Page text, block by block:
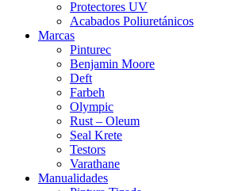
Protectores UV
Acabados Poliuretánicos
Marcas
Pinturec
Benjamin Moore
Deft
Farbeh
Olympic
Rust – Oleum
Seal Krete
Testors
Varathane
Manualidades